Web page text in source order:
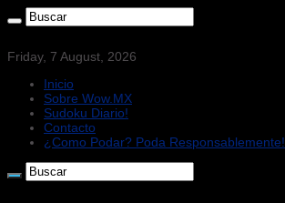
Friday, 7 August, 2026
Inicio
Sobre Wow.MX
Sudoku Diario!
Contacto
¿Como Podar? Poda Responsablemente!